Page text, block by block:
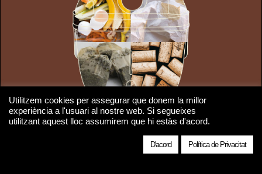
Utilitzem cookies per assegurar que donem la millor
experiència a l'usuari al nostre web. Si segueixes
utilitzant aquest lloc assumirem que hi estàs d'acord.
D'acord Política de Privacitat